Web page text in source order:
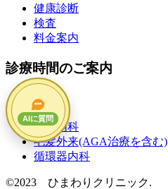
健康診断
検査
料金案内
診療時間のご案内
内科
皮膚科
心療内科
毛髪外来(AGA治療を含む)
循環器内科
©2023 ひまわりクリニック.
AIに質問